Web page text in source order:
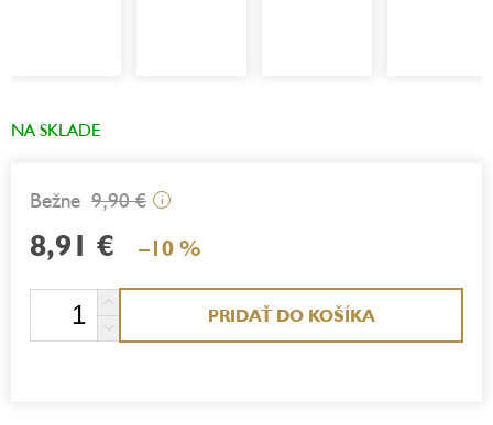
NA SKLADE
9,90 € i
8,91 € –10 %
PRIDAŤ DO KOŠÍKA